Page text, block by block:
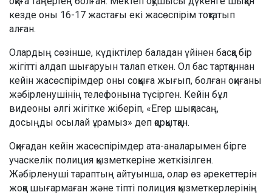
кезде оны 16-17 жастағы екі жасөспірім тоқтатып
алған.
Олардың сөзінше, күдіктілер баладан үйінен басқа бір
жігітті алдап шығаруын талап еткен. Ол бас тартқаннан
кейін жасөспірімдер оны соққыға жығып, болған оқиғаны
жәбірленушінің телефонына түсірген. Кейін бұл
видеоны әлгі жігітке жіберіп, «Егер шықпасаң,
досыңды осылай ұрамыз» деп қорқытқан.
Оқиғадан кейін жасөспірімдер ата-аналарымен бірге
учаскелік полиция қызметкеріне жеткізілген.
Жәбірленуші тараптың айтуынша, олар өз әрекеттерін
жоққа шығармаған және тіпті полиция қызметкерлерінің